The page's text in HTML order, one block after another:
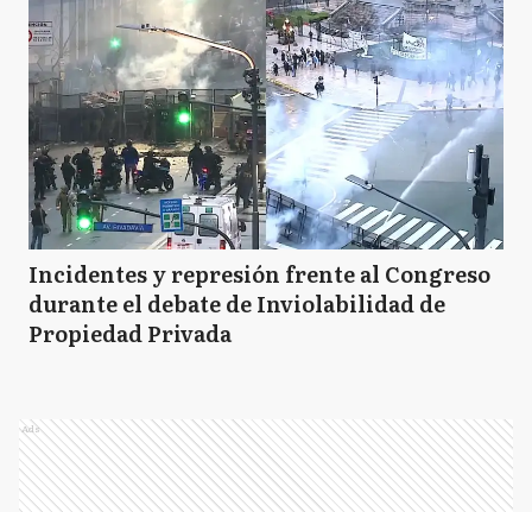
Incidentes y represión frente al Congreso
durante el debate de Inviolabilidad de
Propiedad Privada
Ads